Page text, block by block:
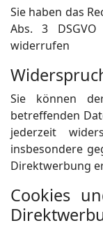
Sie haben das
Abs. 3
widerrufen
Sie können
betreffenden
jederzeit
insbesondere
Direktwerbung
Cookies